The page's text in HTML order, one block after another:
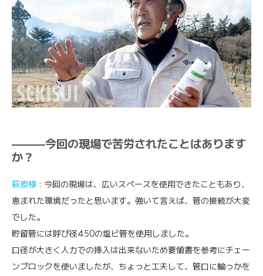
———今回の現場で苦労されたことはあります
か？
萩原様 : 今回の現場は、広いスペースを使用できたこともあり、
恵まれた環境だったと思います。強いて言えば、管の接続が大変
でした。
貯留管には呼び径450の塩ビ管を使用しました。
口径が大きく人力での挿入は出来ないため要領書を参考にチェー
ンブロックを使いましたが、ちょっと工夫して、管口に輪っかを